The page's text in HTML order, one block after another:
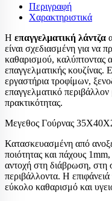
Περιγραφή
Χαρακτηριστικά
Η επαγγελματική λάντζα
είναι σχεδιασμένη για να
καθαρισμού, καλύπτοντας
επαγγελματικής κουζίνας.
εργαστήρια τροφίμων,
επαγγελματικό περιβάλλον
πρακτικότητας.
Mεγεθος Γούρνας
Κατασκευασμένη από
ποιότητας και πάχους
αντοχή στη διάβρωση, στη
περιβάλλοντα. Η επιφάνειά
εύκολο καθαρισμό και